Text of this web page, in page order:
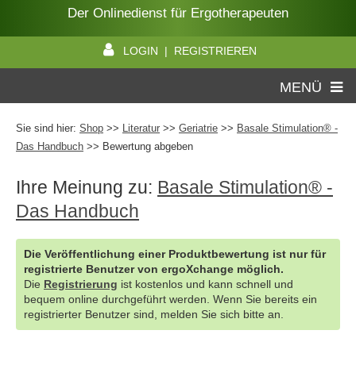
Der Onlinedienst für Ergotherapeuten
LOGIN | REGISTRIEREN
MENÜ
Sie sind hier: Shop >> Literatur >> Geriatrie >> Basale Stimulation® -
Das Handbuch >> Bewertung abgeben
Ihre Meinung zu: Basale Stimulation® -
Das Handbuch
Die Veröffentlichung einer Produktbewertung ist nur für
registrierte Benutzer von ergoXchange möglich.
Die Registrierung ist kostenlos und kann schnell und
bequem online durchgeführt werden. Wenn Sie bereits ein
registrierter Benutzer sind, melden Sie sich bitte an.